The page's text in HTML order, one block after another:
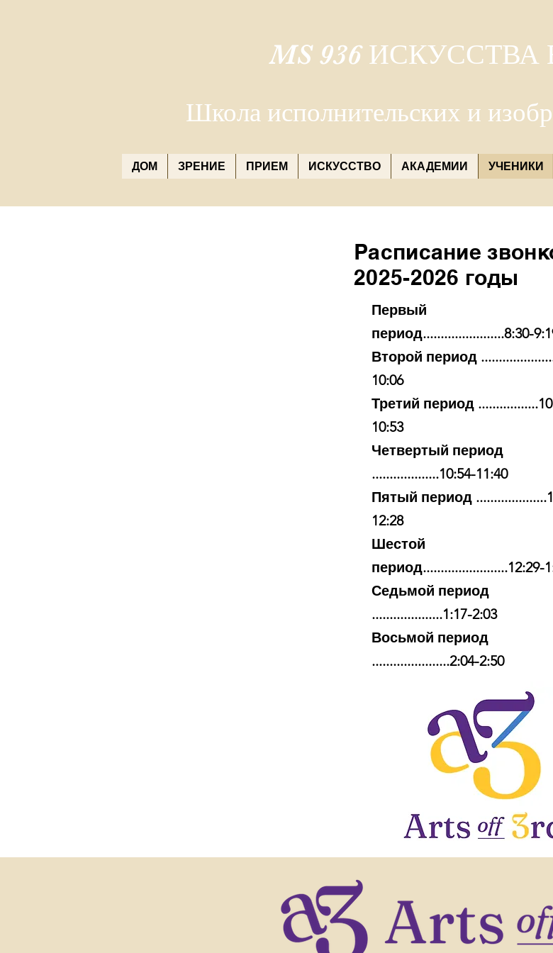
MS 936
Школа исполнительских и
ДОМ ЗРЕНИЕ ПРИЕМ ИСКУССТВО АКАДЕМИИ УЧЕНИКИ
Расписание
2025-2026 годы
Первый
период.......................8:30-
Второй период
10:06
Третий период
10:53
Четвертый период
...................10:54-11:40
Пятый период
12:28
Шестой
период........................12:29-
Седьмой период
....................1:17-2:03
Восьмой период
......................2:04-2:50